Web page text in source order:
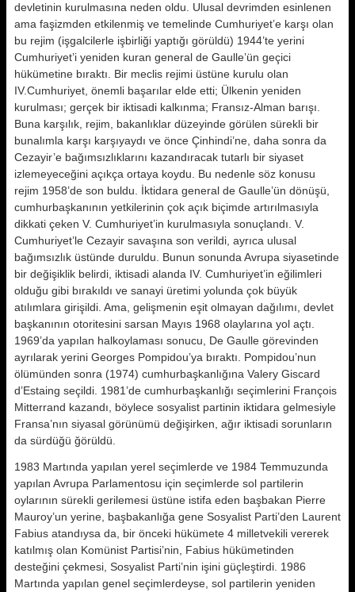
devletinin kurulmasına neden oldu. Ulusal devrimden esinlenen
ama faşizmden etkilenmiş ve temelinde Cumhuriyet’e karşı olan
bu rejim (işgalcilerle işbirliği yaptığı görüldü) 1944’te yerini
Cumhuriyet’i yeniden kuran general de Gaulle’ün geçici
hükümetine bıraktı. Bir meclis rejimi üstüne kurulu olan
IV.Cumhuriyet, önemli başarılar elde etti; Ülkenin yeniden
kurulması; gerçek bir iktisadi kalkınma; Fransız-Alman barışı.
Buna karşılık, rejim, bakanlıklar düzeyinde görülen sürekli bir
bunalımla karşı karşıyaydı ve önce Çinhindi’ne, daha sonra da
Cezayir’e bağımsızlıklarını kazandıracak tutarlı bir siyaset
izlemeyeceğini açıkça ortaya koydu. Bu nedenle söz konusu
rejim 1958’de son buldu. İktidara general de Gaulle’ün dönüşü,
cumhurbaşkanının yetkilerinin çok açık biçimde artırılmasıyla
dikkati çeken V. Cumhuriyet’in kurulmasıyla sonuçlandı. V.
Cumhuriyet’le Cezayir savaşına son verildi, ayrıca ulusal
bağımsızlık üstünde duruldu. Bunun sonunda Avrupa siyasetinde
bir değişiklik belirdi, iktisadi alanda IV. Cumhuriyet’in eğilimleri
olduğu gibi bırakıldı ve sanayi üretimi yolunda çok büyük
atılımlara girişildi. Ama, gelişmenin eşit olmayan dağılımı, devlet
başkanının otoritesini sarsan Mayıs 1968 olaylarına yol açtı.
1969’da yapılan halkoylaması sonucu, De Gaulle görevinden
ayrılarak yerini Georges Pompidou’ya bıraktı. Pompidou’nun
ölümünden sonra (1974) cumhurbaşkanlığına Valery Giscard
d’Estaing seçildi. 1981’de cumhurbaşkanlığı seçimlerini François
Mitterrand kazandı, böylece sosyalist partinin iktidara gelmesiyle
Fransa’nın siyasal görünümü değişirken, ağır iktisadi sorunların
da sürdüğü ğörüldü.
1983 Martında yapılan yerel seçimlerde ve 1984 Temmuzunda
yapılan Avrupa Parlamentosu için seçimlerde sol partilerin
oylarının sürekli gerilemesi üstüne istifa eden başbakan Pierre
Mauroy’un yerine, başbakanlığa gene Sosyalist Parti’den Laurent
Fabius atandıysa da, bir önceki hükümete 4 milletvekili vererek
katılmış olan Komünist Partisi’nin, Fabius hükümetinden
desteğini çekmesi, Sosyalist Parti’nin işini güçleştirdi. 1986
Martında yapılan genel seçimlerdeyse, sol partilerin yeniden